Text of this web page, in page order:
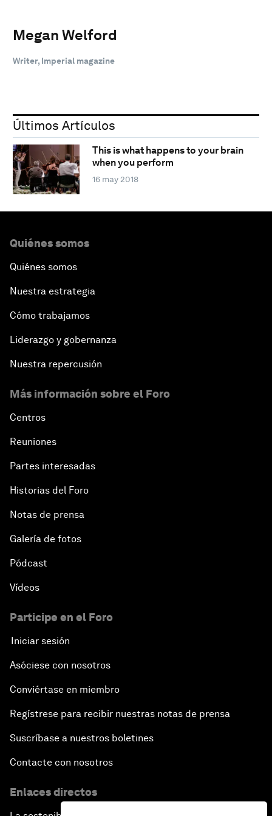
Megan Welford
Writer, Imperial magazine
Últimos Artículos
This is what happens to your brain
when you perform
16 may 2018
Quiénes somos
Quiénes somos
Nuestra estrategia
Cómo trabajamos
Liderazgo y gobernanza
Nuestra repercusión
Más información sobre el Foro
Centros
Reuniones
Partes interesadas
Historias del Foro
Notas de prensa
Galería de fotos
Pódcast
Vídeos
Participe en el Foro
Iniciar sesión
Asóciese con nosotros
Conviértase en miembro
Regístrese para recibir nuestras notas de prensa
Suscríbase a nuestros boletines
Contacte con nosotros
Enlaces directos